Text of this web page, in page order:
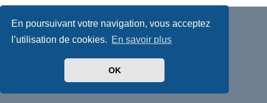
En poursuivant votre navigation, vous acceptez
l’utilisation de cookies. En savoir plus
OK